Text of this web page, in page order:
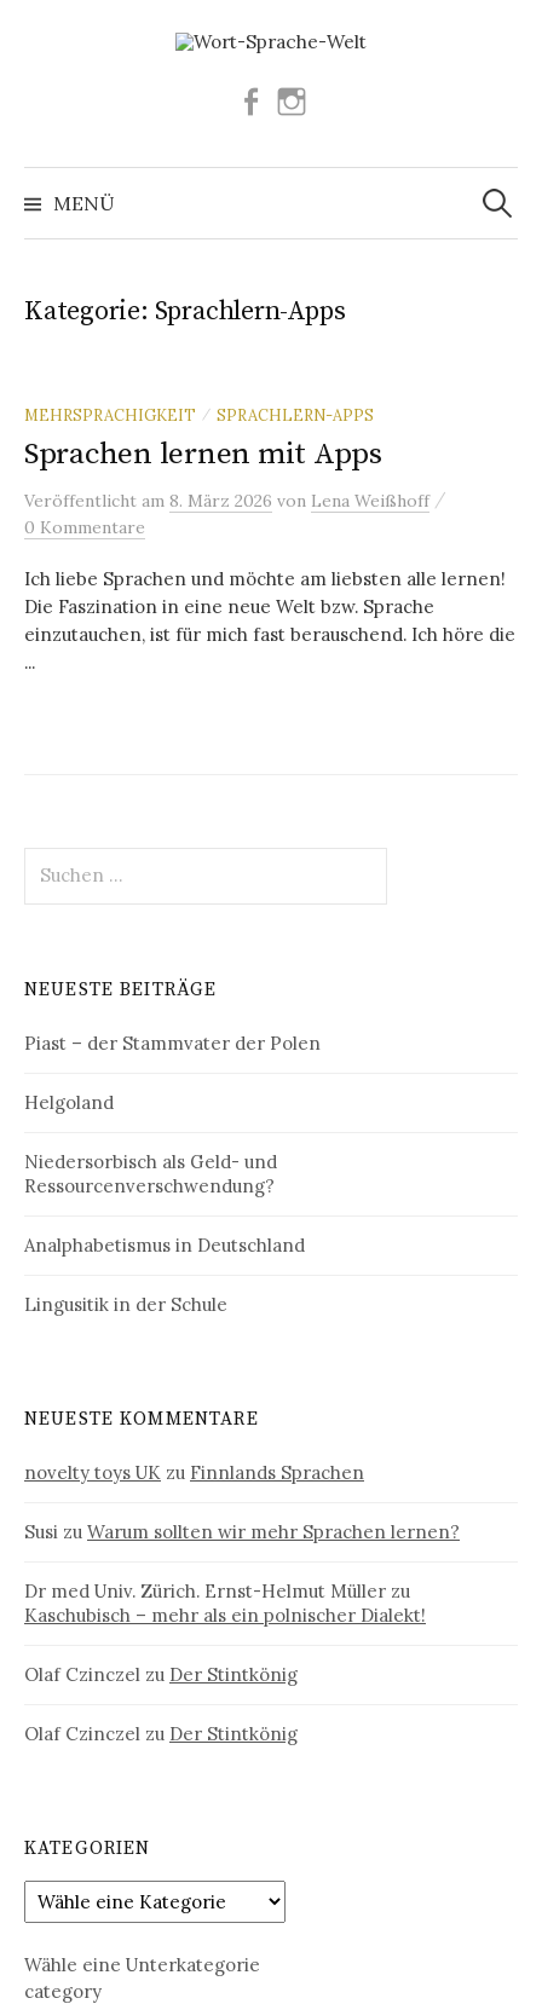
Facebook
MENÜ
Suchen
nach:
Kategorie: Sprachlern-Apps
MEHRSPRACHIGKEIT / SPRACHLERN-APPS
Sprachen lernen mit Apps
Veröffentlicht am 8. März 2026 von Lena Weißhoff /
0 Kommentare
Ich liebe Sprachen und möchte am liebsten alle lernen!
Die Faszination in eine neue Welt bzw. Sprache
einzutauchen, ist für mich fast berauschend. Ich höre die
...
nach:
NEUESTE BEITRÄGE
Piast – der Stammvater der Polen
Helgoland
Niedersorbisch als Geld- und
Ressourcenverschwendung?
Analphabetismus in Deutschland
Lingusitik in der Schule
NEUESTE KOMMENTARE
novelty toys UK zu Finnlands Sprachen
Susi zu Warum sollten wir mehr Sprachen lernen?
Dr med Univ. Zürich. Ernst-Helmut Müller zu
Kaschubisch – mehr als ein polnischer Dialekt!
Olaf Czinczel zu Der Stintkönig
Olaf Czinczel zu Der Stintkönig
KATEGORIEN
Wähle eine Unterkategorie
category